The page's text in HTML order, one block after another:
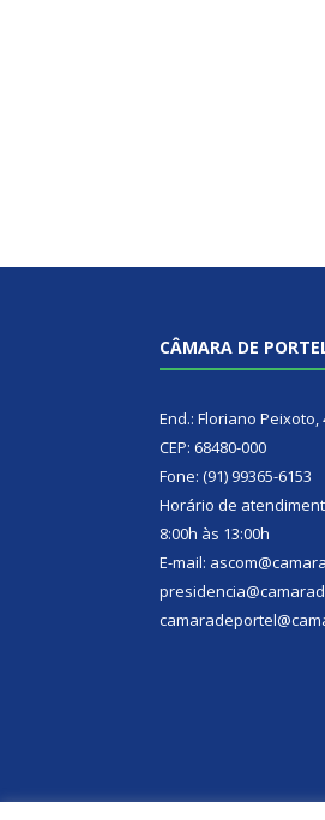
CÂMARA DE
End.: Floriano Peixoto,
CEP: 68480-000
Fone: (91) 99365-6153
Horário de
8:00h às 13:00h
E-mail: